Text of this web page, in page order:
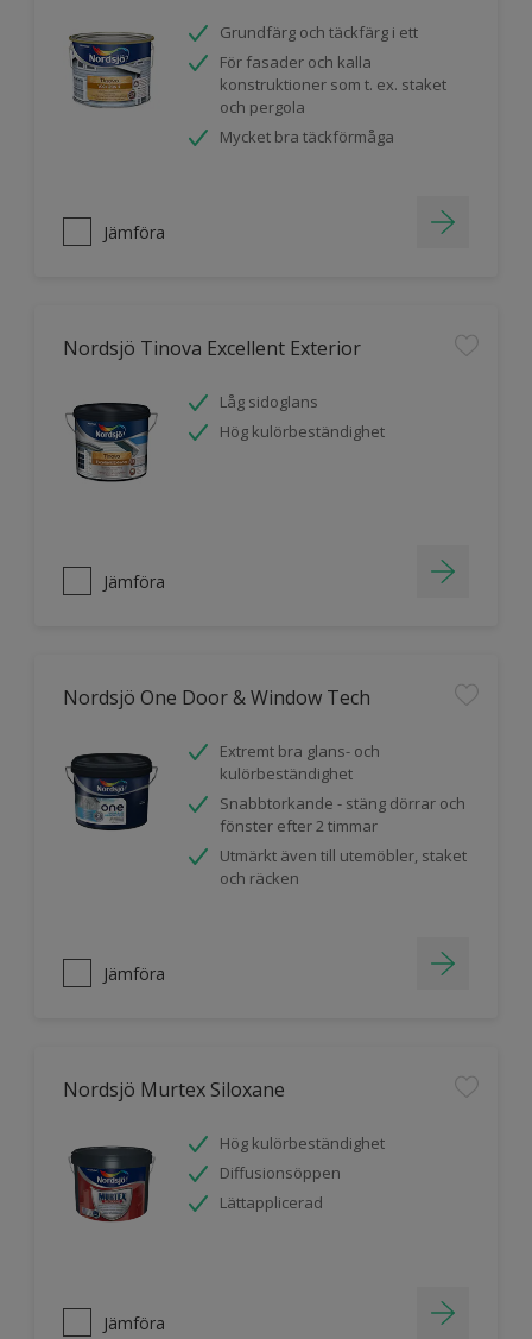
Grundfärg och täckfärg i ett
För fasader och kalla
konstruktioner som t. ex. staket
och pergola
Mycket bra täckförmåga
Jämföra
Nordsjö Tinova Excellent Exterior
Låg sidoglans
Hög kulörbeständighet
Jämföra
Nordsjö One Door & Window Tech
Extremt bra glans- och
kulörbeständighet
Snabbtorkande - stäng dörrar och
fönster efter 2 timmar
Utmärkt även till utemöbler, staket
och räcken
Jämföra
Nordsjö Murtex Siloxane
Hög kulörbeständighet
Diffusionsöppen
Lättapplicerad
Jämföra